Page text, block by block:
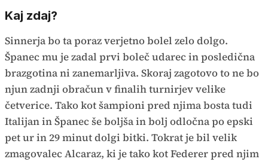
Kaj zdaj?
Sinnerja bo ta poraz verjetno bolel zelo dolgo.
Španec mu je zadal prvi boleč udarec in posledična
brazgotina ni zanemarljiva. Skoraj zagotovo to ne bo
njun zadnji obračun v finalih turnirjev velike
četverice. Tako kot šampioni pred njima bosta tudi
Italijan in Španec še boljša in bolj odločna po epski
pet ur in 29 minut dolgi bitki. Tokrat je bil velik
zmagovalec Alcaraz, ki je tako kot Federer pred njim